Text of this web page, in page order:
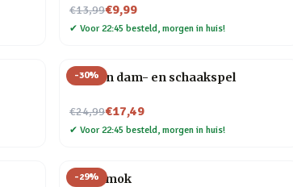
€13,99
Nu voor€9,99
✔ Voor 22:45 besteld, morgen in huis!
-30%
Houten dam- en schaakspel
€24,99
Nu voor€17,49
✔ Voor 22:45 besteld, morgen in huis!
-29%
Taart mok